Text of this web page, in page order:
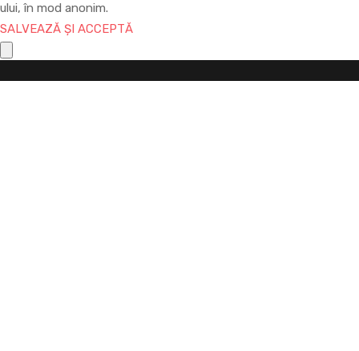
ului, în mod anonim.
SALVEAZĂ ȘI ACCEPTĂ